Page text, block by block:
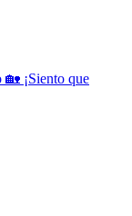
🏡 ¡Siento que